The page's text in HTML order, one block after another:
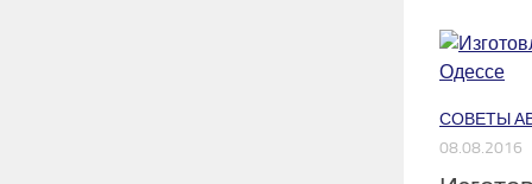
СОВЕТЫ
08.08.2016